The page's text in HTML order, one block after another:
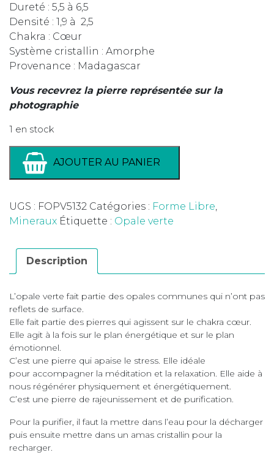
Dureté : 5,5 à 6,5
Densité : 1,9 à 2,5
Chakra : Cœur
Système cristallin : Amorphe
Provenance : Madagascar
Vous recevrez la pierre représentée sur la
photographie
1 en stock
AJOUTER AU PANIER
UGS : FOPV5132 Catégories : Forme Libre,
Mineraux Étiquette : Opale verte
Description
L’opale verte fait partie des opales communes qui n’ont pas
reflets de surface.
Elle fait partie des pierres qui agissent sur le chakra cœur.
Elle agit à la fois sur le plan énergétique et sur le plan
émotionnel.
C’est une pierre qui apaise le stress. Elle idéale
pour accompagner la méditation et la relaxation. Elle aide à
nous régénérer physiquement et énergétiquement.
C’est une pierre de rajeunissement et de purification.
Pour la purifier, il faut la mettre dans l’eau pour la décharger
puis ensuite mettre dans un amas cristallin pour la
recharger.